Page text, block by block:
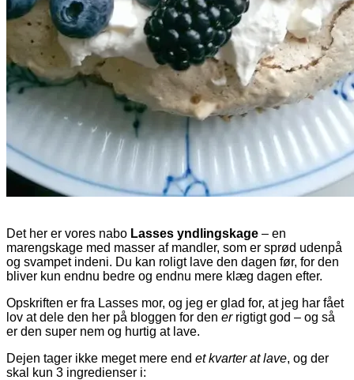
Det her er vores nabo Lasses yndlingskage – en
marengskage med masser af mandler, som er sprød udenpå
og svampet indeni. Du kan roligt lave den dagen før, for den
bliver kun endnu bedre og endnu mere klæg dagen efter.
Opskriften er fra Lasses mor, og jeg er glad for, at jeg har fået
lov at dele den her på bloggen for den er rigtigt god – og så
er den super nem og hurtig at lave.
Dejen tager ikke meget mere end et kvarter at lave, og der
skal kun 3 ingredienser i: